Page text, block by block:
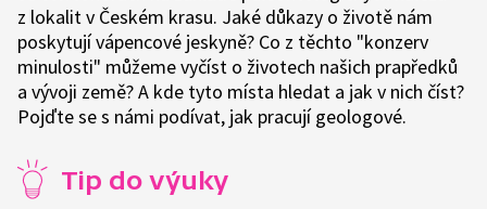
z lokalit v Českém krasu. Jaké důkazy o životě nám
poskytují vápencové jeskyně? Co z těchto "konzerv
minulosti" můžeme vyčíst o životech našich prapředků
a vývoji země? A kde tyto místa hledat a jak v nich číst?
Pojďte se s námi podívat, jak pracují geologové.
Tip do výuky